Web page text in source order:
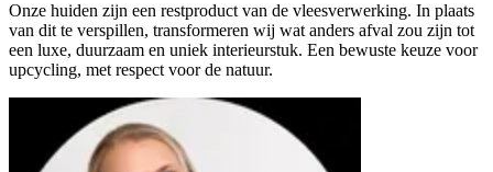
Onze huiden zijn een restproduct van de vleesverwerking. In plaats
van dit te verspillen, transformeren wij wat anders afval zou zijn tot
een luxe, duurzaam en uniek interieurstuk. Een bewuste keuze voor
upcycling, met respect voor de natuur.